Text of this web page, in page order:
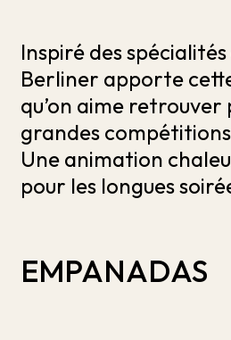
Inspiré des
Berliner apporte
qu’on aime
grandes
Une animation
pour les longues
EMPANADAS